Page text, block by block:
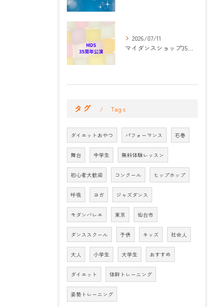
2026/07/11
マイダンスショップ35周年記念公演 振付開始
タグ Tags
ダイエットおやつ パフォーマンス 石巻
舞台 中学生 無料体験レッスン
初心者大歓迎 コンクール ヒップホップ
呼吸 ヨガ ジャズダンス
モダンバレエ 東京 仙台市
ダンススクール 子供 キッズ 社会人
大人 小学生 大学生 おすすめ
ダイエット 体幹トレーニング
姿勢トレーニング